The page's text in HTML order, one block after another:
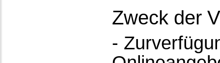
Zweck der
-